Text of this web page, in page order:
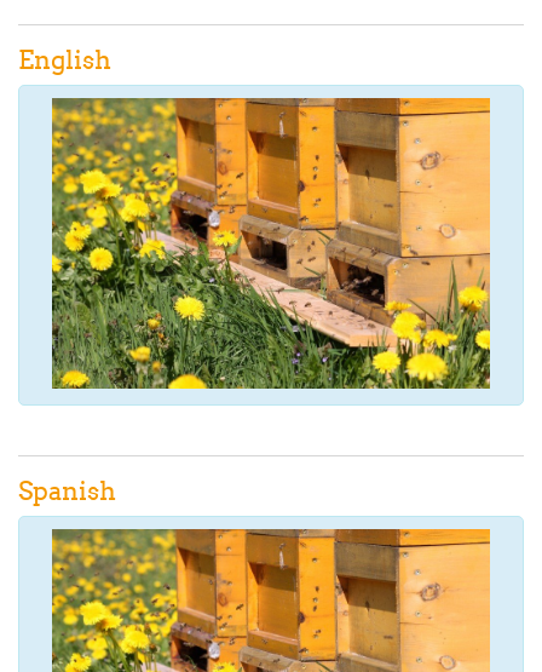
Emneoversikt
Generelt
English
Spanish